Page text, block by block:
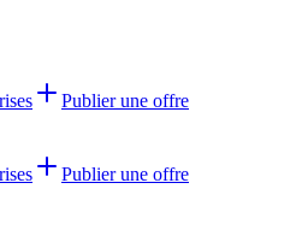
Publier une offre
Publier une offre